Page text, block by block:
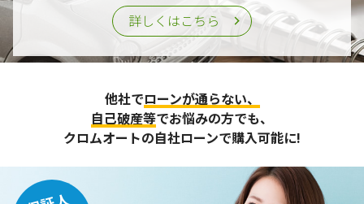
詳しくはこちら
他社でローンが通らない、
自己破産等でお悩みの方でも、
クロムオートの自社ローンで購入可能に!